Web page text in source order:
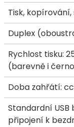
Tisk,
Duplex
Rychlost tisku:
(barevně i
Doba zahřátí:
Standardní
připojení k